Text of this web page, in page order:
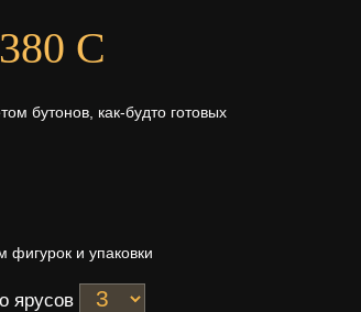
С
бутонов, как-будто готовых
фигурок и упаковки
ярусов